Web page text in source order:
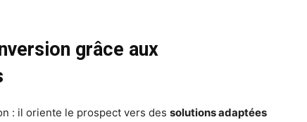
grâce aux
: il oriente le prospect vers des solutions adaptées